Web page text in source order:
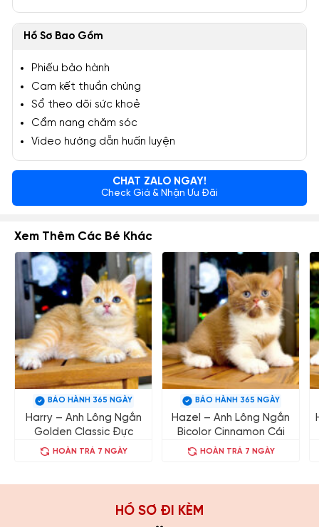
Hồ Sơ Bao Gồm
Phiếu bảo hành
Cam kết thuần chủng
Sổ theo dõi sức khoẻ
Cẩm nang chăm sóc
Video hướng dẫn huấn luyện
CHAT ZALO NGAY!
Check Giá & Nhận Ưu Đãi
Xem Thêm Các Bé Khác
BẢO HÀNH 365 NGÀY
Harry – Anh Lông Ngắn
Golden Classic Đực
HOÀN TRẢ 7 NGÀY
BẢO HÀNH 365 NGÀY
Hazel – Anh Lông Ngắn
Bicolor Cinnamon Cái
HOÀN TRẢ 7 NGÀY
HỒ SƠ ĐI KÈM